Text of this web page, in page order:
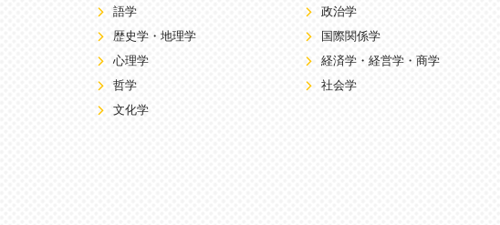
語学
歴史学・地理学
心理学
哲学
文化学
政治学
国際関係学
経済学・経営学・商学
社会学